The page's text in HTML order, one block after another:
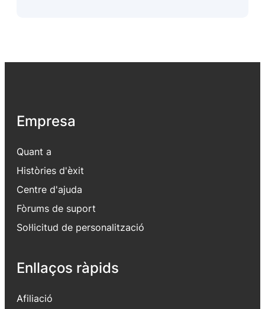
Empresa
Quant a
Històries d'èxit
Centre d'ajuda
Fòrums de suport
Sol·licitud de personalització
Enllaços ràpids
Afiliació